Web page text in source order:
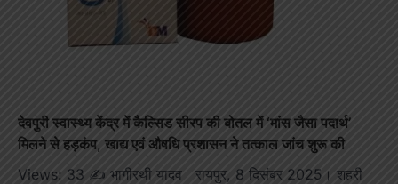
देवपुरी स्वास्थ्य केंद्र में कैल्सिड सीरप की बोतल में ‘मांस जैसा पदार्थ’
मिलने से हड़कंप, खाद्य एवं औषधि प्रशासन ने तत्काल जांच शुरू की
Views: 33 ✍️ भागीरथी यादव रायपुर, 8 दिसंबर 2025। शहरी